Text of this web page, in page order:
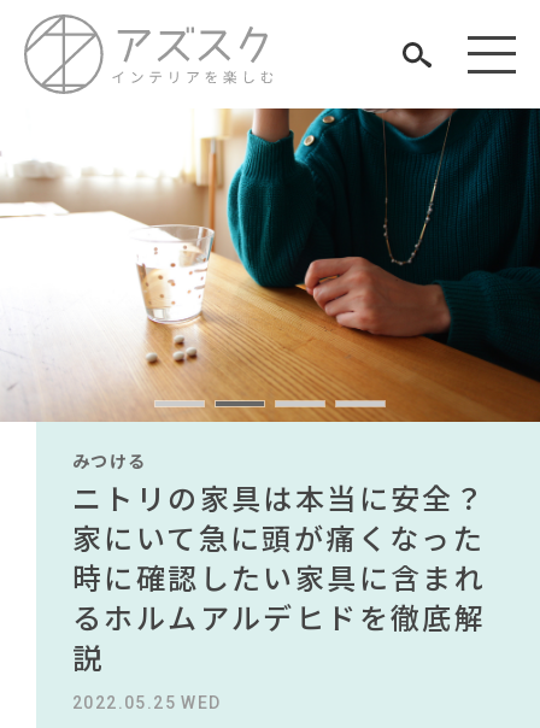
TAG LIST
#インテリアコーディネート
#おすすめ#2022 秋ドラマ#テレワーク
#家具#ファニタメ
#KEYUCA#ACTUS#材木屋のおやじとせがれ
#コメリ#IKEA #カリモク家具#展示会
#チェア
#インテリアスタイリングの法則
#映画#波瑠 #間宮祥太朗#木図鑑
#インダストリアルスタイル
#関家具
#DINOS CORPORATION
#インテリアの法則
#MoMA#大塚家具
見つける
知る
楽しむ
ARCHIVE
NEWS
ABOUT
みつける
無印で有名デザイナーのアイ
テムが手に入る？無印良品で
買える有名デザイナーがデザ
インしたインテリアを一挙紹
介
2022.10.24 MON
みつける
IKEA家具は引っ越し業者を悩
ませる？引っ越し業者に敬遠
されている理由を徹底解
説！！
2023.09.27 WED
みつける
ニトリの家具は本当に安全？
家にいて急に頭が痛くなった
時に確認したい家具に含まれ
るホルムアルデヒドを徹底解
説
2022.05.25 WED
みつける
【部屋をおしゃれにしたい人
必見】今話題のインテリアス
タイルから定番スタイルまで
紹介！おすすめインテリアス
タイル18選
2023.09.23 SAT
みつける
無印で有名デザイナーのアイ
テムが手に入る？無印良品で
買える有名デザイナーがデザ
インしたインテリアを一挙紹
介
2022.10.24 MON
みつける
IKEA家具は引っ越し業者を悩
ませる？引っ越し業者に敬遠
されている理由を徹底解
説！！
2023.09.27 WED